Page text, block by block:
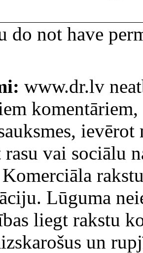
do not have
www.dr.lv
vai sociālu
Lūguma
liegt rakstu
un